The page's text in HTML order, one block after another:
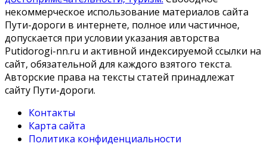
некоммерческое использование материалов сайта
Пути-дороги в интернете, полное или частичное,
допускается при условии указания авторства
Putidorogi-nn.ru и активной индексируемой ссылки на
сайт, обязательной для каждого взятого текста.
Авторские права на тексты статей принадлежат
сайту Пути-дороги.
Контакты
Карта сайта
Политика конфиденциальности